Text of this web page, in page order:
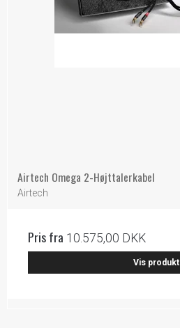
Airtech Omega 2-Højttalerkabel
Airtech
Pris fra 10.575,00 DKK
Vis produkt